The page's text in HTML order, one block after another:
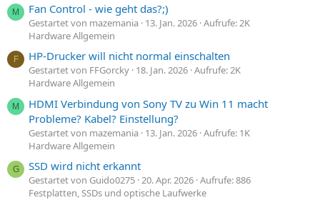
M Fan Control - wie geht das?;)
Gestartet von mazemania 13. Jan. 2026 Aufrufe: 2K
Hardware Allgemein
F HP-Drucker will nicht normal einschalten
Gestartet von FFGorcky 18. Jan. 2026 Aufrufe: 2K
Hardware Allgemein
M
HDMI Verbindung von Sony TV zu Win 11 macht
Probleme? Kabel? Einstellung?
Gestartet von mazemania 13. Jan. 2026 Aufrufe: 1K
Hardware Allgemein
G SSD wird nicht erkannt
Gestartet von Guido0275 20. Apr. 2026 Aufrufe: 886
Festplatten, SSDs und optische Laufwerke